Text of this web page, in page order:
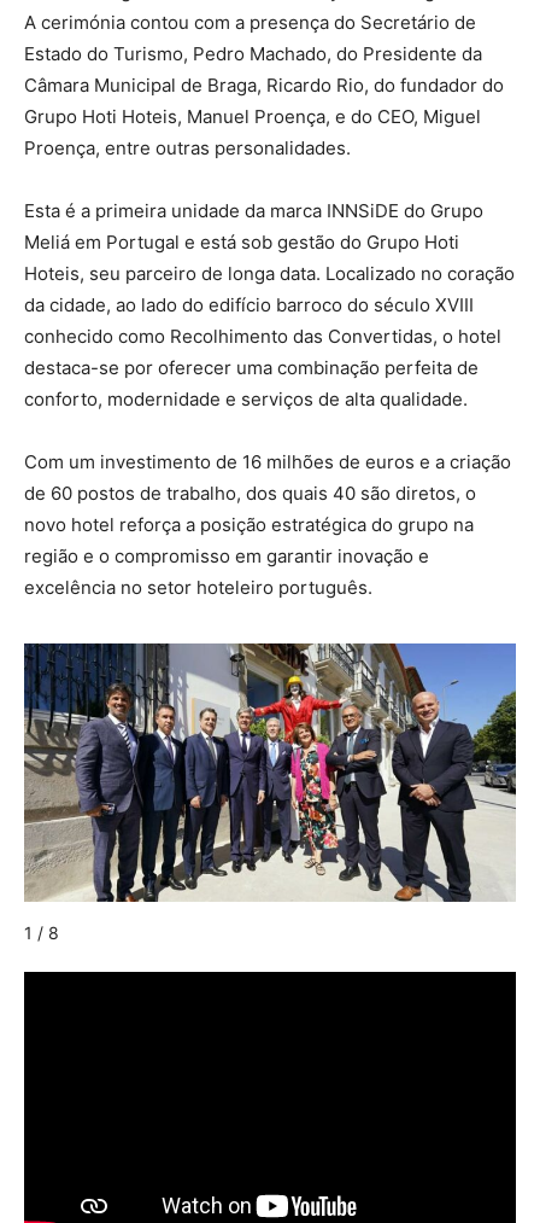
A cerimónia contou com a presença do Secretário de
Estado do Turismo, Pedro Machado, do Presidente da
Câmara Municipal de Braga, Ricardo Rio, do fundador do
Grupo Hoti Hoteis, Manuel Proença, e do CEO, Miguel
Proença, entre outras personalidades.
Esta é a primeira unidade da marca INNSiDE do Grupo
Meliá em Portugal e está sob gestão do Grupo Hoti
Hoteis, seu parceiro de longa data. Localizado no coração
da cidade, ao lado do edifício barroco do século XVIII
conhecido como Recolhimento das Convertidas, o hotel
destaca-se por oferecer uma combinação perfeita de
conforto, modernidade e serviços de alta qualidade.
Com um investimento de 16 milhões de euros e a criação
de 60 postos de trabalho, dos quais 40 são diretos, o
novo hotel reforça a posição estratégica do grupo na
região e o compromisso em garantir inovação e
excelência no setor hoteleiro português.
1 / 8